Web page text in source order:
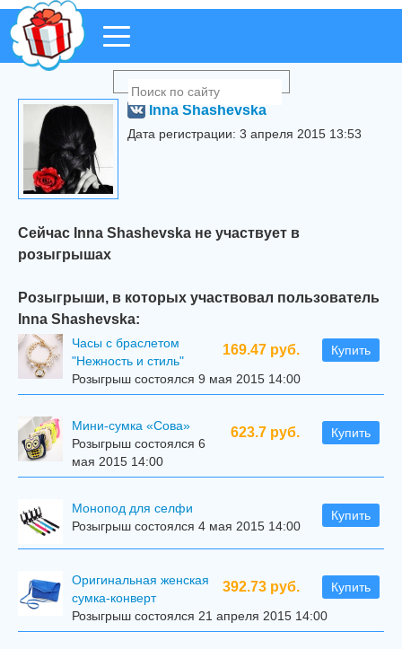
Inna Shashevska
Дата регистрации: 3 апреля 2015 13:53
Сейчас Inna Shashevska не участвует в
розыгрышах
Розыгрыши, в которых участвовал пользователь
Inna Shashevska:
169.47 руб. Купить
Часы с браслетом
"Нежность и стиль"
Розыгрыш состоялся 9 мая 2015 14:00
623.7 руб. Купить
Мини-сумка «Сова»
Розыгрыш состоялся 6
мая 2015 14:00
Купить
Mонопод для селфи
Розыгрыш состоялся 4 мая 2015 14:00
392.73 руб. Купить
Оригинальная женская
сумка-конверт
Розыгрыш состоялся 21 апреля 2015 14:00